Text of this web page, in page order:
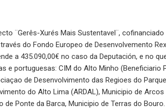
¨Gerês-Xurés Mais Sustentavel¨,
do Fondo Europeo de Desenvolvemento
a 435.090,00€ no caso da Deputación, e no
e portuguesas: CIM do Alto Minho (Beneficiario
de Desenvolvimento das Regioes do
do Alto Lima (ARDAL), Municipio de
de Ponte da Barca, Municipio de Terras do Bouro.